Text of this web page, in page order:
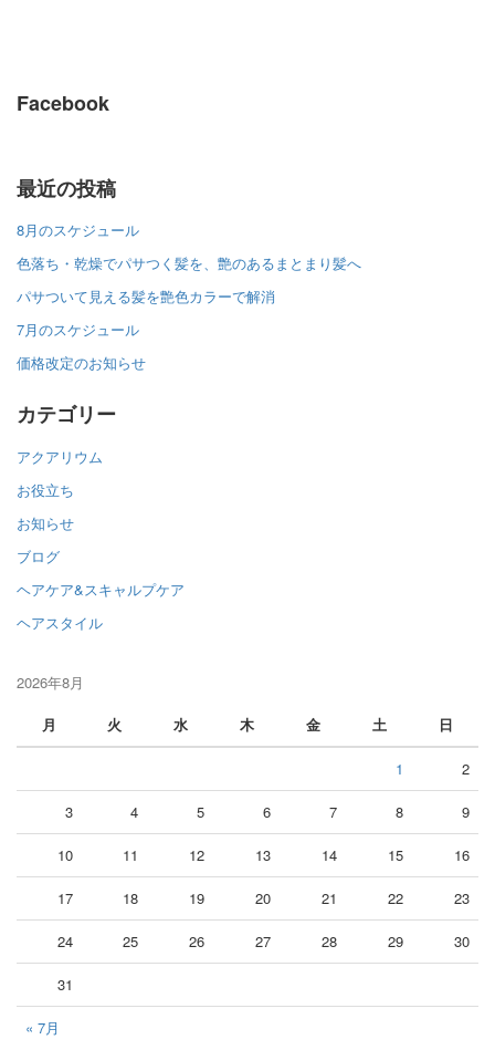
Facebook
最近の投稿
8月のスケジュール
色落ち・乾燥でパサつく髪を、艶のあるまとまり髪へ
パサついて見える髪を艶色カラーで解消
7月のスケジュール
価格改定のお知らせ
カテゴリー
アクアリウム
お役立ち
お知らせ
ブログ
ヘアケア&スキャルプケア
ヘアスタイル
2026年8月
月
火 水 木 金 土 日
« 7月
1 2
3 4 5 6 7 8 9
10 11 12 13 14 15 16
17 18 19 20 21 22 23
24 25 26 27 28 29 30
31